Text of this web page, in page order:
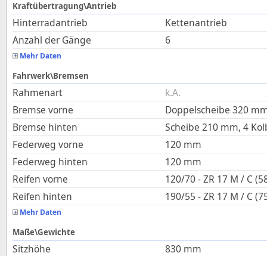
Kraftübertragung\Antrieb
Hinterradantrieb
Kettenantrieb
Anzahl der Gänge
6
Mehr Daten
Fahrwerk\Bremsen
Rahmenart
k.A.
Bremse vorne
Doppelscheibe 320
Bremse hinten
Scheibe 210 mm, 4
Federweg vorne
120 mm
Federweg hinten
120 mm
Reifen vorne
120/70 - ZR 17 M / C
Reifen hinten
190/55 - ZR 17 M / C
Mehr Daten
Maße\Gewichte
Sitzhöhe 830 mm